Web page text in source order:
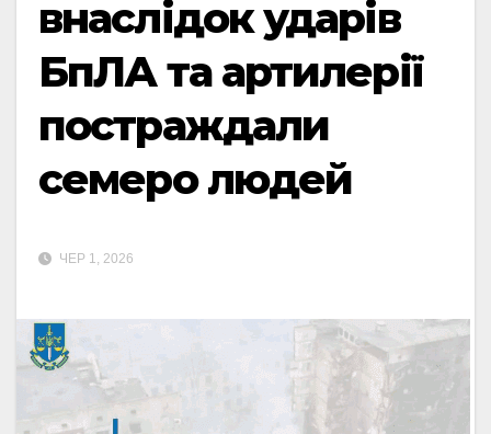
внаслідок ударів
БпЛА та артилерії
постраждали
семеро людей
ЧЕР 1, 2026